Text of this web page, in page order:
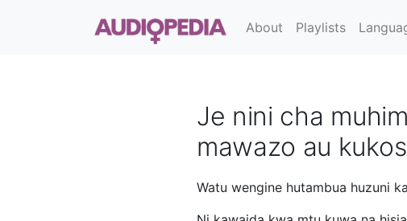
About Playlists
Je nini cha
mawazo au
Watu wengine hutambua huzuni